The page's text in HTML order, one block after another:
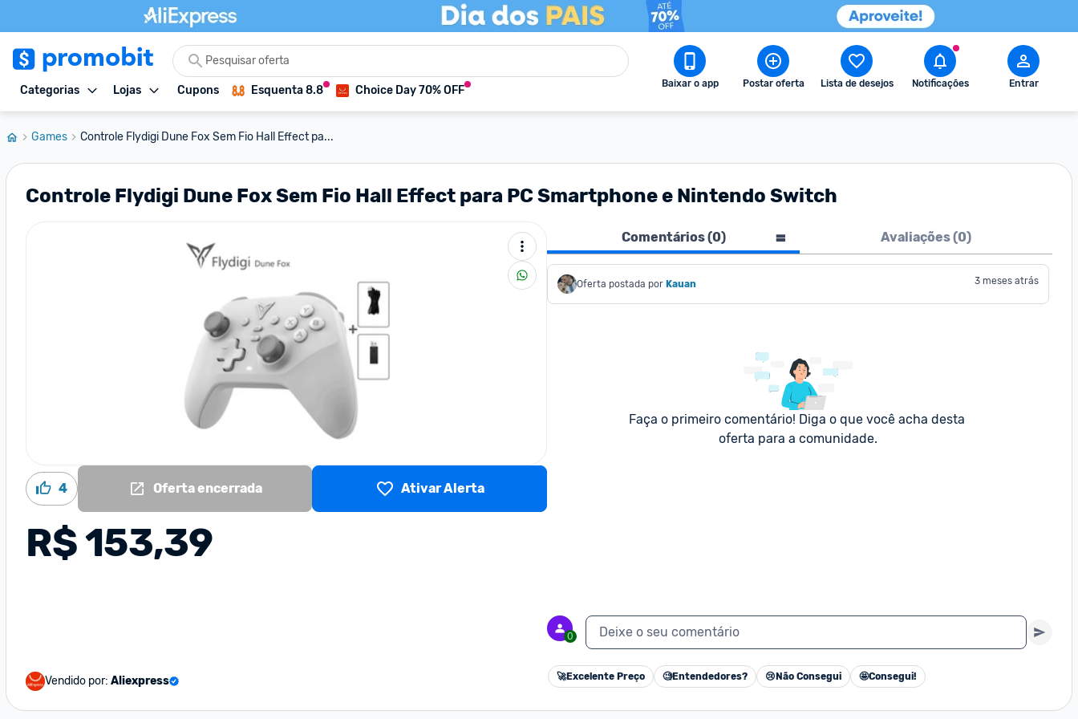
Categorias Lojas Cupons Esquenta 8.8 Choice Day 70% OFF Baixar o app Postar oferta Lista de desejos Notificações Entrar
Games Controle Flydigi Dune Fox Sem Fio Hall Effect pa...
Controle Flydigi Dune Fox Sem Fio Hall Effect para PC Smartphone e Nintendo Switch
4 Oferta encerrada Ativar Alerta
R$ 153,39
Vendido por: Aliexpress
Comentários (0) Avaliações (0)
Oferta postada por Kauan 3 meses atrás
Faça o primeiro comentário! Diga o que você acha desta
oferta para a comunidade.
0 Deixe o seu comentário
🚀Excelente Preço 🧐Entendedores? 😢 Não Consegui 🤩Consegui!